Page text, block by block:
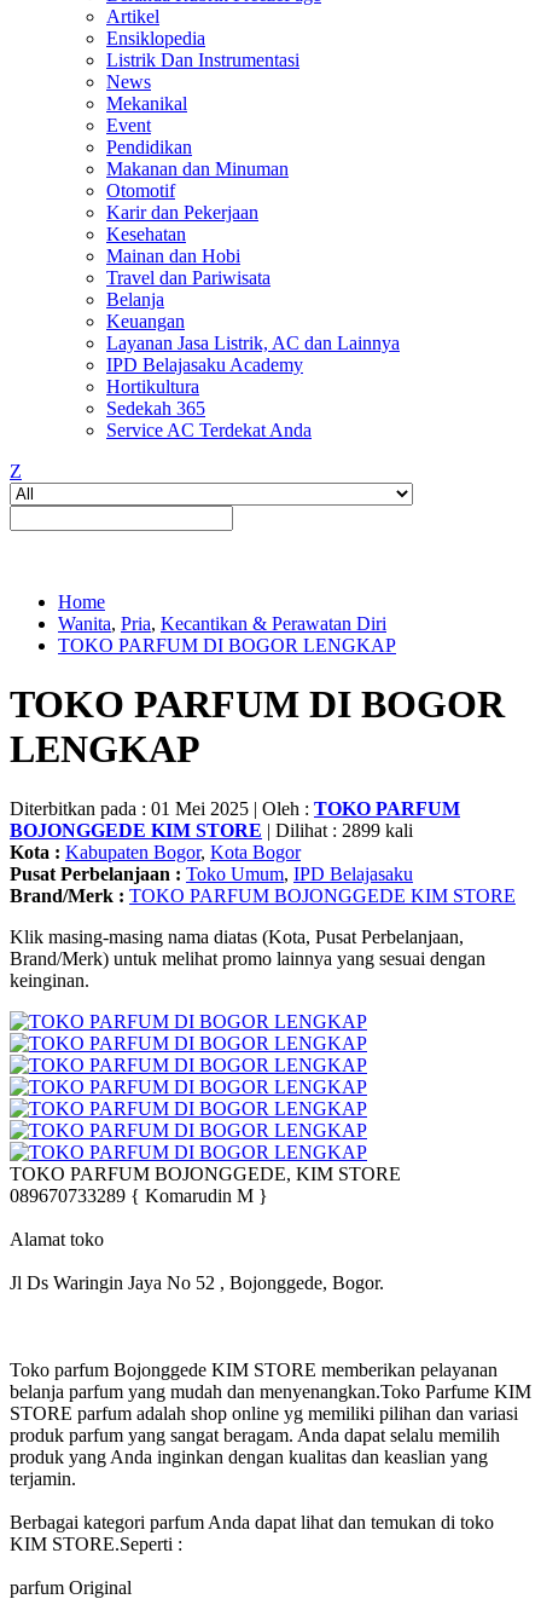
Artikel
Ensiklopedia
Listrik Dan Instrumentasi
News
Mekanikal
Event
Pendidikan
Makanan dan Minuman
Otomotif
Karir dan Pekerjaan
Kesehatan
Mainan dan Hobi
Travel dan Pariwisata
Belanja
Keuangan
Layanan Jasa Listrik, AC dan Lainnya
IPD Belajasaku Academy
Hortikultura
Sedekah 365
Service AC Terdekat Anda
Z
Home
Wanita, Pria, Kecantikan & Perawatan Diri
TOKO PARFUM DI BOGOR LENGKAP
TOKO PARFUM DI BOGOR
LENGKAP
Diterbitkan pada : 01 Mei 2025 | Oleh : TOKO PARFUM
BOJONGGEDE KIM STORE | Dilihat : 2899 kali
Kota : Kabupaten Bogor, Kota Bogor
Pusat Perbelanjaan : Toko Umum, IPD Belajasaku
Brand/Merk : TOKO PARFUM BOJONGGEDE KIM STORE
Klik masing-masing nama diatas (Kota, Pusat Perbelanjaan,
Brand/Merk) untuk melihat promo lainnya yang sesuai dengan
keinginan.
TOKO PARFUM BOJONGGEDE, KIM STORE
089670733289 { Komarudin M }
Alamat toko
Jl Ds Waringin Jaya No 52 , Bojonggede, Bogor.
Toko parfum Bojonggede KIM STORE memberikan pelayanan
belanja parfum yang mudah dan menyenangkan.Toko Parfume KIM
STORE parfum adalah shop online yg memiliki pilihan dan variasi
produk parfum yang sangat beragam. Anda dapat selalu memilih
produk yang Anda inginkan dengan kualitas dan keaslian yang
terjamin.
Berbagai kategori parfum Anda dapat lihat dan temukan di toko
KIM STORE.Seperti :
parfum Original